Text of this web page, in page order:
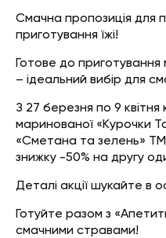
Смачна пропозиція для
приготування їжі!
Готове до приготування
– ідеальний вибір для
З 27 березня по 9 квітня
маринованої «Курочки
«Сметана та зелень»
знижку -50% на другу
Деталі акції шукайте в
Готуйте разом з
смачними стравами!